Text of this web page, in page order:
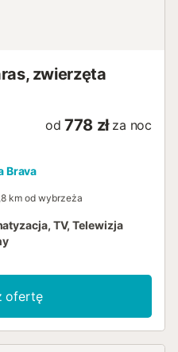
zwierzęta
od 778 zł za noc
Brava
km od wybrzeża
TV, Telewizja
ofertę